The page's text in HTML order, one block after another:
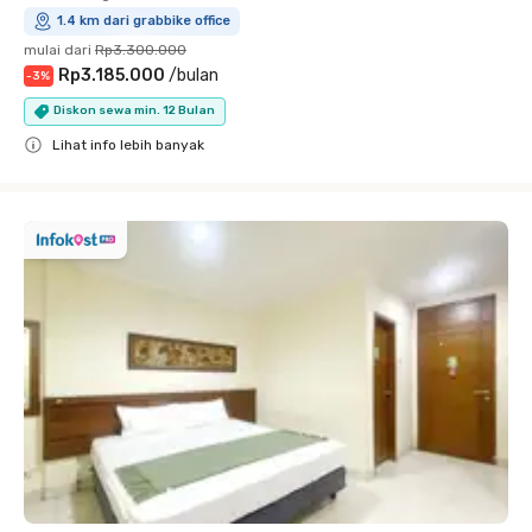
1.4 km dari grabbike office
mulai dari Rp3.300.000
-3% Rp3.185.000 /bulan
Diskon sewa min. 12 Bulan
Lihat info lebih banyak